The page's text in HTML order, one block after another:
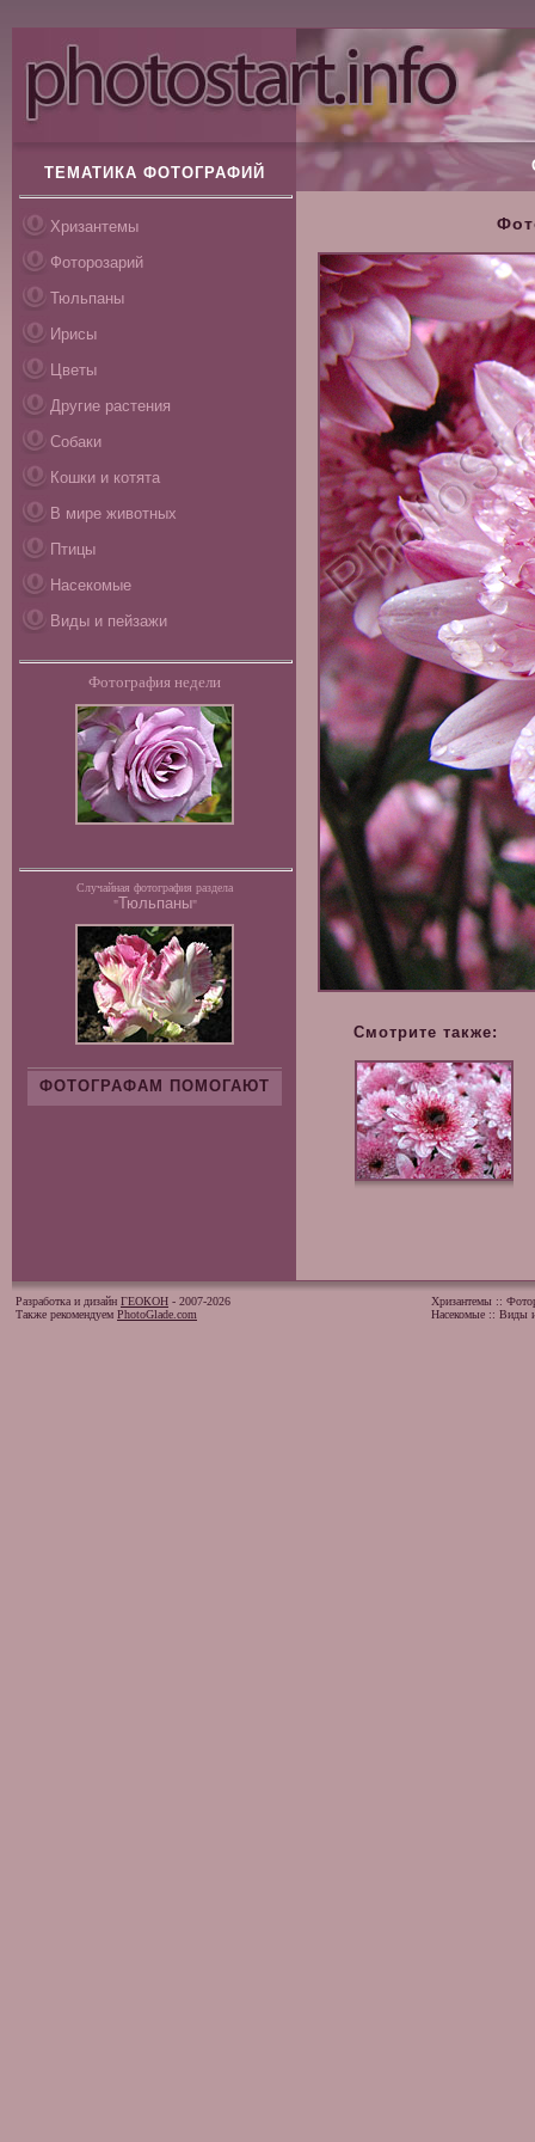
ТЕМАТИКА ФОТОГРАФИЙ
Хризантемы
Фоторозарий
Тюльпаны
Ирисы
Цветы
Другие растения
Собаки
Кошки и котята
В мире животных
Птицы
Насекомые
Виды и пейзажи
Фотография недели
Случайная фотография раздела
"Тюльпаны"
ФОТОГРАФАМ ПОМОГАЮТ
Смотрите также:
Разработка и дизайн ГЕОКОН - 2007-2026
Также рекомендуем PhotoGlade.com
Хризантемы ::
Насекомые :: Виды